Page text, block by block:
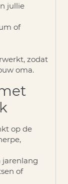
jullie
of
zodat
oma.
op de
jarenlang
of